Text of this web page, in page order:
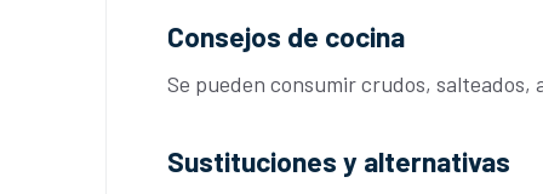
Consejos de cocina
Se pueden consumir crudos, salteados,
Sustituciones y alternativas